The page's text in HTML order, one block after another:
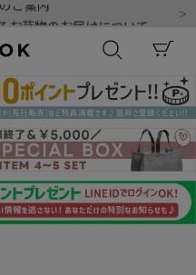
お荷物のお届けについて
ポイントプレゼント
ご案内
お荷物のお届けについて